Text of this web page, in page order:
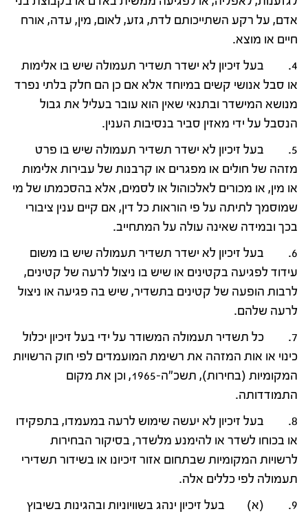
אדם, על רקע השתייכותם לדת, גזע, לאום, מין, עדה, אורח
חיים או מוצא.
4. בעל זיכיון לא ישדר תשדיר תעמולה שיש בו אלימות
או סבל אנושי קשים במיוחד אלא אם כן הם חלק בלתי נפרד
מנושא המישדר ובתנאי שאין הוא עובר בעליל את גבול
הנסבל על ידי מאזין סביר בנסיבות הענין.
5. בעל זיכיון לא ישדר תשדיר תעמולה שיש בו פרט
מזהה של חולים או מפגרים או קרבנות של עבירות אלימות
או מין, או מכורים לאלכוהול או לסמים, אלא בהסכמתו של מי
שמוסמך לתיתה על פי הוראות כל דין, אם קיים ענין ציבורי
בכך ובמידה שאינה עולה על המתחייב.
6. בעל זיכיון לא ישדר תשדיר תעמולה שיש בו משום
עידוד לפגיעה בקטינים או שיש בו ניצול לרעה של קטינים,
לרבות הופעה של קטינים בתשדיר, שיש בה פגיעה או ניצול
לרעה שלהם.
7. כל תשדיר תעמולה המשודר על ידי בעל זיכיון יכלול
כינוי או אות המזהה את רשימת המועמדים לפי חוק הרשויות
המקומיות (בחירות), תשכ"ה-1965, וכן את מקום
התמודדותה.
8. בעל זיכיון לא יעשה שימוש לרעה במעמדו, בתפקידו
או בכוחו לשדר או להימנע מלשדר, בסיקור הבחירות
לרשויות המקומיות שבתחום אזור זיכיונו או בשידור תשדירי
תעמולה לפי כללים אלה.
9. (א) בעל זיכיון ינהג בשוויוניות ובהגינות בשיבוץ